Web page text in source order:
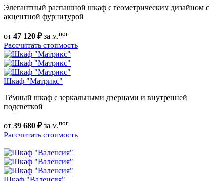
Элегантный распашной шкаф с геометрическим дизайном с
акцентной фурнитурой
от 47 120 ₽за м.пог
Рассчитать стоимость
Шкаф "Матрикс"
Тёмный шкаф с зеркальными дверцами и внутренней
подсветкой
от 39 680 ₽за м.пог
Рассчитать стоимость
Шкаф "Валенсия"